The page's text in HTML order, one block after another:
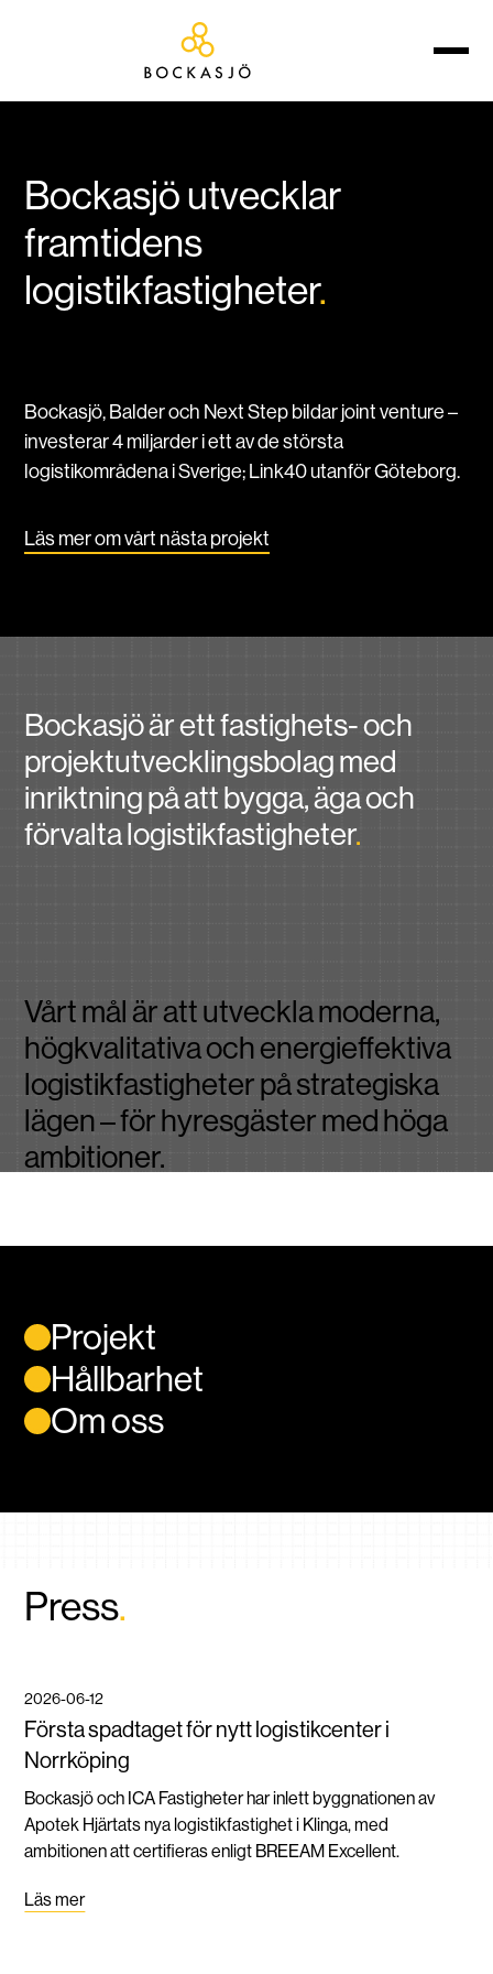
Bockasjö utvecklar
framtidens
logistikfastigheter.
Bockasjö, Balder och Next Step bildar joint venture –
investerar 4 miljarder i ett av de största
logistikområdena i Sverige; Link40 utanför Göteborg.
Läs mer om vårt nästa projekt
Bockasjö är ett fastighets- och
projektutvecklingsbolag med
inriktning på att bygga, äga och
förvalta logistikfastigheter.
Vårt mål är att utveckla moderna,
högkvalitativa och energieffektiva
logistikfastigheter på strategiska
lägen – för hyresgäster med höga
ambitioner.
Projekt
Hållbarhet
Om oss
Press.
2026-06-12
Första spadtaget för nytt logistikcenter i
Norrköping
Bockasjö och ICA Fastigheter har inlett byggnationen av
Apotek Hjärtats nya logistikfastighet i Klinga, med
ambitionen att certifieras enligt BREEAM Excellent.
Läs mer